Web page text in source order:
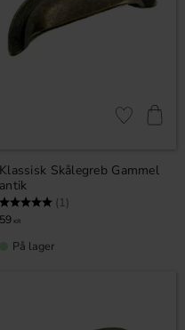
Klassisk Skålegreb Gammel
antik
Vurdering: (1)
59 KR
Gem som
På lager